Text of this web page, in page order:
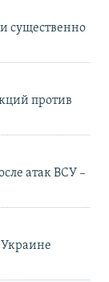
существенно
против
атак ВСУ –
Украине